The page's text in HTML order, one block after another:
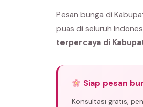
Pesan bunga di
puas di seluruh
terpercaya di
Siap pesan
Konsultasi gratis,